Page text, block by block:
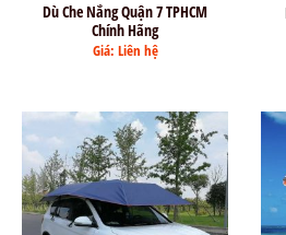
Dù Che Nắng Quận 7 TPHCM
Chính Hãng
Giá: Liên hệ